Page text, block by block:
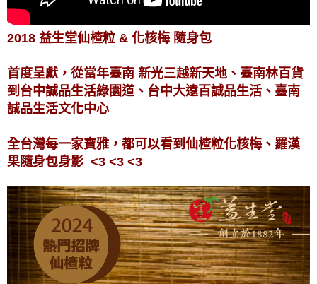
2018 益生堂仙楂粒 & 化核梅 隨身包
首度呈獻，從當年臺南 新光三越新天地、臺南林百貨
到台中誠品生活綠園道、台中大遠百誠品生活、臺南
誠品生活文化中心
全台灣每一家寶雅，都可以看到仙楂粒化核梅、羅漢
果隨身包身影 <3 <3 <3